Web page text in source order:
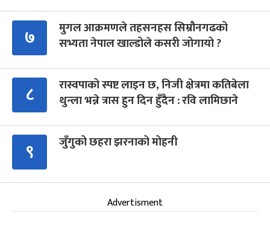
७
मुगल आक्रमणले तहसनहस सिम्रौनगढको
सभ्यता नेपाल खाल्डोले कसरी जोगायो ?
८
रास्वपाको स्पष्ट लाइन छ, निजी क्षेत्रमा कतिबेला
थुन्ला भन्ने त्रास हुन दिन हुँदैन : रवि लामिछाने
९ जुँगुको छहरा झरनाको मोहनी
Advertisment